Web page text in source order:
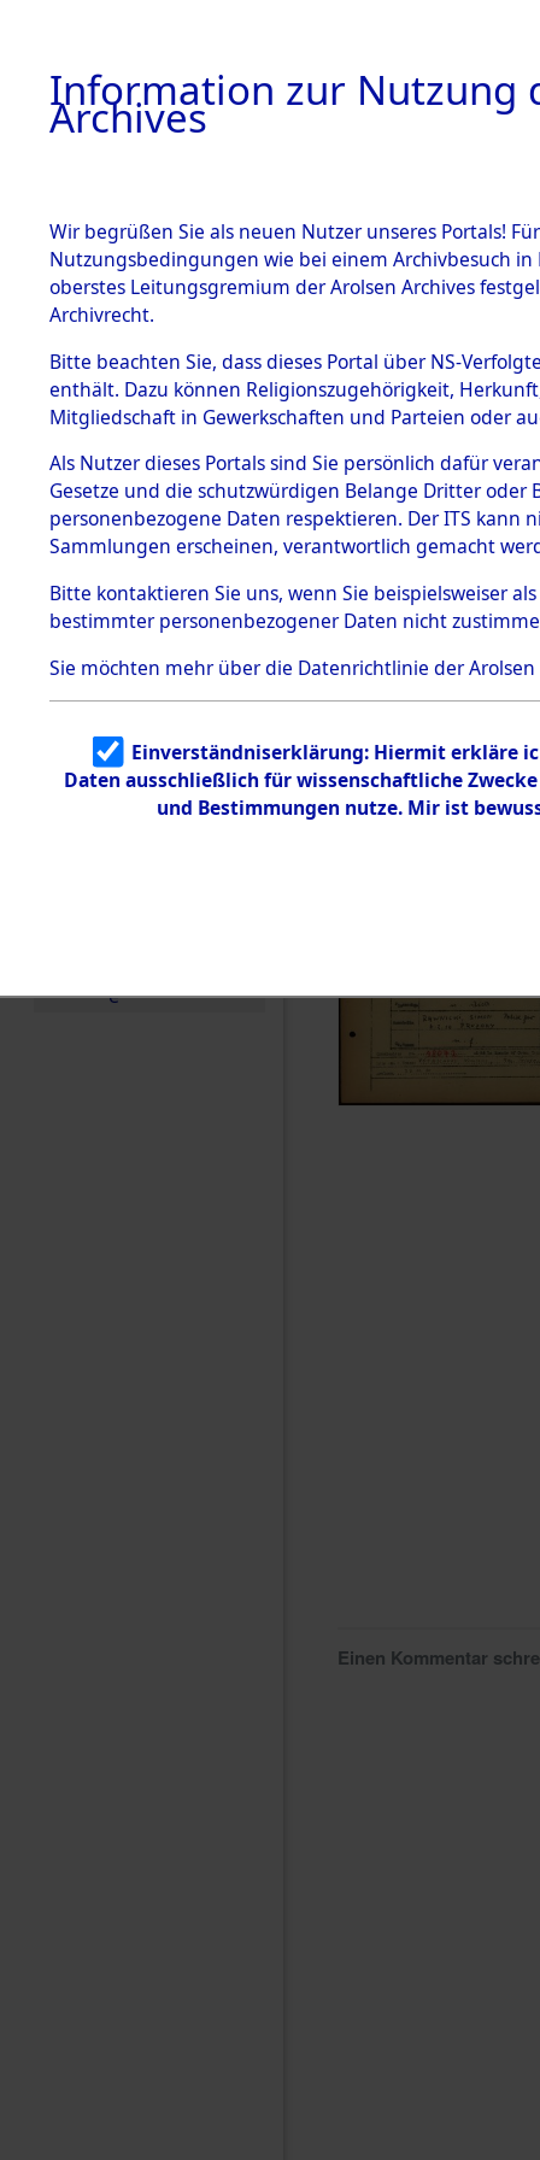
BESTÄNDE
1.
mente
5. Verschiedenes
5.3
Todesmärsche
5.3.1 Alliierte
Erhebungen
zu
Todesmärsch
en
5.3.2
Identifizierun
g
5.3.3
Todesmärsch
e
Dead -
Branch -
Einen Kommentar
Information zur Nutzung
Archives
Wir begrüßen Sie als neuen Nutzer unseres Portals!
Nutzungsbedingungen wie bei einem Archivbesuch
oberstes Leitungsgremium der Arolsen Archives
Archivrecht.
Bitte beachten Sie, dass dieses Portal über NS-
enthält. Dazu können Religionszugehörigkeit,
Mitgliedschaft in Gewerkschaften und Parteien oder
Als Nutzer dieses Portals sind Sie persönlich dafür
Gesetze und die schutzwürdigen Belange Dritter
personenbezogene Daten respektieren. Der ITS
Sammlungen erscheinen, verantwortlich gemacht
Bitte kontaktieren Sie uns, wenn Sie beispielsweiser
bestimmter personenbezogener Daten nicht
Sie möchten mehr über die Datenrichtlinie der Arolsen
Einverständniserklärung: Hiermit erkläre
Daten ausschließlich für wissenschaftliche
und Bestimmungen nutze. Mir ist